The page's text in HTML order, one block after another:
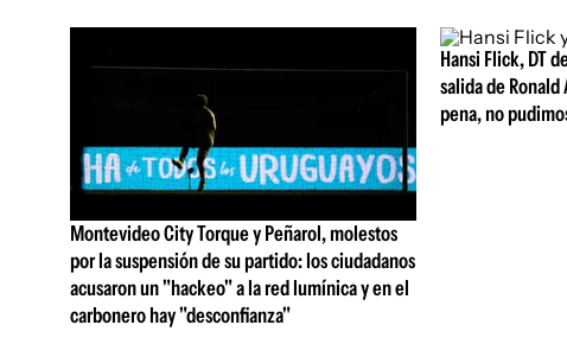
Montevideo City Torque y Peñarol, molestos
por la suspensión de su partido: los ciudadanos
acusaron un "hackeo" a la red lumínica y en el
carbonero hay "desconfianza"
Hansi Flick, DT
salida de
pena, no